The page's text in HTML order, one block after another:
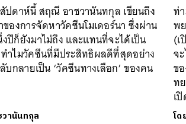
ปดาห์นี้ สฤณี อาชวานันทกุล เขียนถึง
ของการจัดหาวัคซีนโมเดอร์นา ซึ่งผ่าน
ปีก็ยังมาไม่ถึง และแทนที่จะได้เป็น
ทำไมวัคซีนที่มีประสิทธิผลดีที่สุดอย่าง
บกลายเป็น ‘วัคซีนทางเลือก’ ของคน
านันทกุล
ท่
พ
(
จ
ข
ท
เ
โด